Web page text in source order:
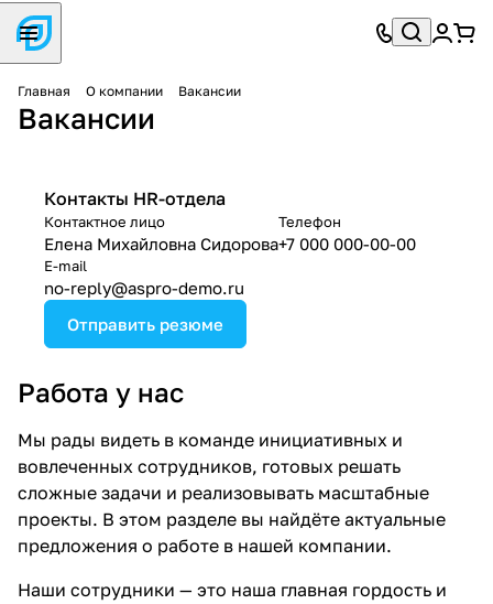
Главная О компании Вакансии
Вакансии
Контакты HR-отдела
Контактное лицо
Елена Михайловна Сидорова
Телефон
+7 000 000-00-00
E-mail
no-reply@aspro-demo.ru
Отправить резюме
Работа у нас
Мы рады видеть в команде инициативных и
вовлеченных сотрудников, готовых решать
сложные задачи и реализовывать масштабные
проекты. В этом разделе вы найдёте актуальные
предложения о работе в нашей компании.
Наши сотрудники — это наша главная гордость и